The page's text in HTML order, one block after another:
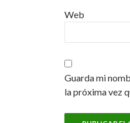
Web
Guarda mi
la próxima vez